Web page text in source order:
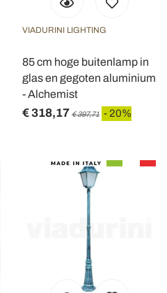
VIADURINI LIGHTING
85 cm hoge buitenlamp in
glas en gegoten aluminium
- Alchemist
€ 318,17 € 397,71 - 20%